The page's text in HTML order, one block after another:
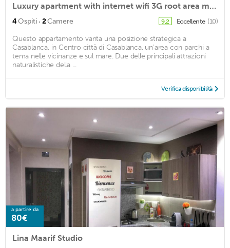
Luxury apartment with internet wifi 3G root area maarif casablanca
4Ospiti · 2Camere 9,2 Eccellente (10)
Questo appartamento vanta una posizione strategica a
Casablanca, in Centro città di Casablanca, un'area con parchi a
tema nelle vicinanze e sul mare. Due delle principali attrazioni
naturalistiche della ...
Verifica disponibilità
a partire da
80€
Lina Maarif Studio